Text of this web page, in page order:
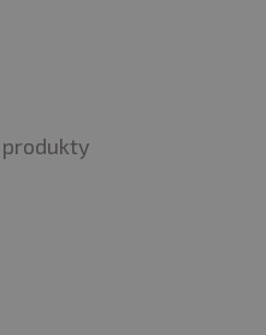
těhotné a kojící ženy.
Chraňte před mrazem.